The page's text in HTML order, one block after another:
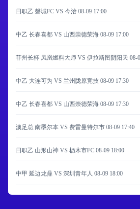
日职乙 磐城FC VS 今治 08-09 17:00
中乙 长春喜都 VS 山西崇德荣海 08-09 17:00
菲州长杯 凤凰燃料大师 VS 伊拉斯图阴阳天 08-
中乙 大连可为 VS 兰州陇原竞技 08-09 17:30
中乙 长春喜都 VS 山西崇德荣海 08-09 17:30
澳足总 南墨尔本 VS 费雷曼特尔市 08-09 17:40
日职乙 山形山神 VS 枥木市FC 08-09 18:00
中甲 延边龙鼎 VS 深圳青年人 08-09 18:00